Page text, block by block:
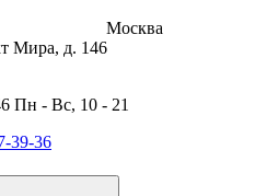
Москва
Мира, д. 146
Пн - Вс, 10 - 21
39-36